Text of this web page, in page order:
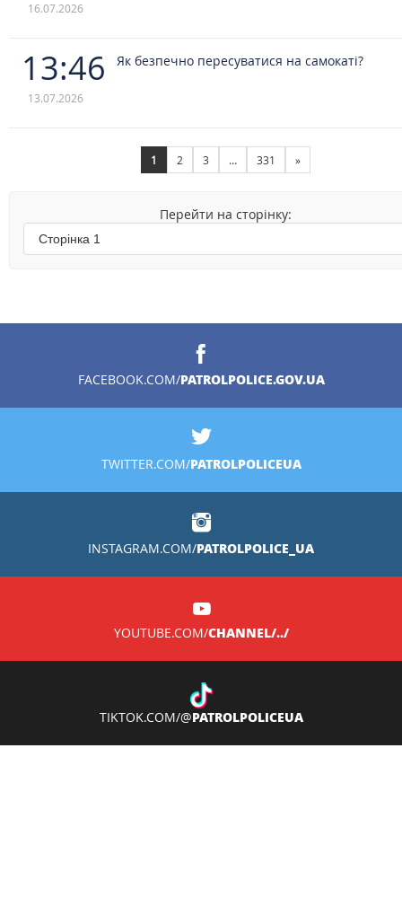
16.07.2026
13:46
13.07.2026
Як безпечно пересуватися на самокаті?
1 2 3 … 331 »
Перейти на сторінку:
FACEBOOK.COM/PATROLPOLICE.GOV.UA
TWITTER.COM/PATROLPOLICEUA
INSTAGRAM.COM/PATROLPOLICE_UA
YOUTUBE.COM/CHANNEL/../
TIKTOK.COM/@PATROLPOLICEUA